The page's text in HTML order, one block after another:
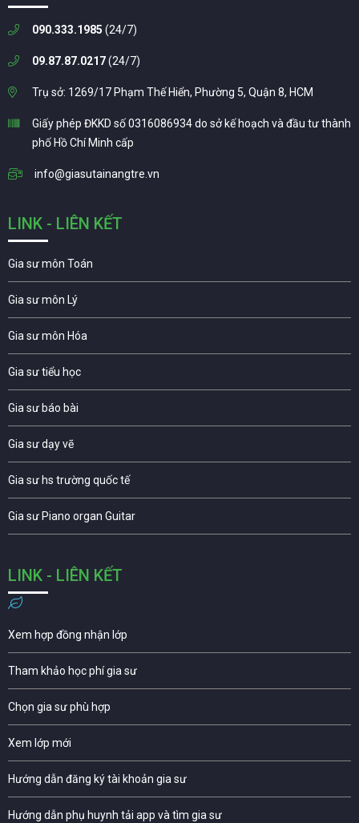
090.333.1985 (24/7)
09.87.87.0217(24/7)
Trụ sở: 1269/17 Phạm Thế Hiển, Phường 5, Quận 8, HCM
Giấy phép ĐKKD số 0316086934 do sở kế hoạch và đầu tư thành
phố Hồ Chí Minh cấp
info@giasutainangtre.vn
LINK - LIÊN KẾT
Gia sư môn Toán
Gia sư môn Lý
Gia sư môn Hóa
Gia sư tiểu học
Gia sư báo bài
Gia sư dạy vẽ
Gia sư hs trường quốc tế
Gia sư Piano organ Guitar
LINK - LIÊN KẾT
Xem hợp đồng nhận lớp
Tham khảo học phí gia sư
Chọn gia sư phù hợp
Xem lớp mới
Hướng dẫn đăng ký tài khoản gia sư
Hướng dẫn phụ huynh tải app và tìm gia sư